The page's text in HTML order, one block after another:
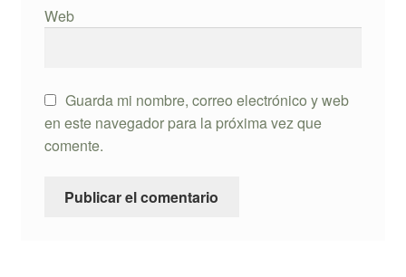
Web
Guarda mi nombre, correo electrónico y web
en este navegador para la próxima vez que
comente.